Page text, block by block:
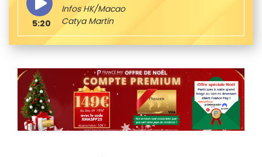
Infos HK/Macao
Catya Martin
5:20